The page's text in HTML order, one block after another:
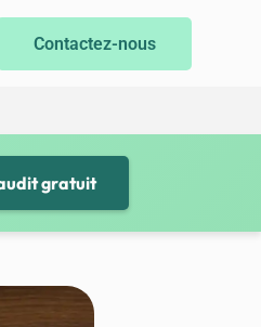
Contactez-nous
gratuit